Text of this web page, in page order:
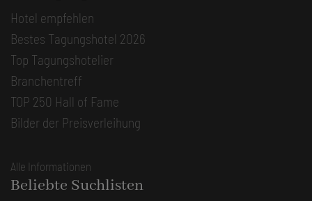
Hotel empfehlen
Bestes Tagungshotel 2026
Top Tagungshotelier
Branchentreff
TOP 250 Hall of Fame
Bilder der Preisverleihung
Alle Informationen
Beliebte Suchlisten